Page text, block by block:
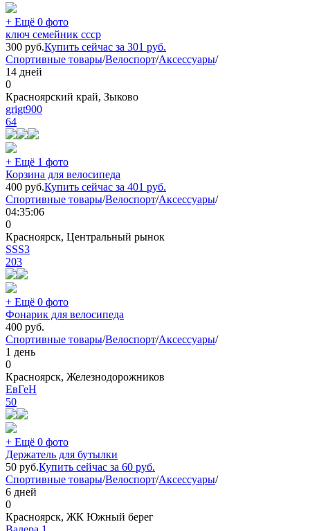
+ Ещё 0 фото
ключ семейник ссср
300 руб.Купить сейчас за 301 руб.
Спортивные товары/Велоспорт/Аксессуары/
14 дней
0
Красноярский край, Зыково
grigt900
64
+ Ещё 1 фото
Корзина для велосипеда
400 руб.Купить сейчас за 401 руб.
Спортивные товары/Велоспорт/Аксессуары/
04:35:06
0
Красноярск, Центральный рынок
SSS3
203
+ Ещё 0 фото
Фонарик для велосипеда
400 руб.
Спортивные товары/Велоспорт/Аксессуары/
1 день
0
Красноярск, Железнодорожников
ЕвГеH
50
+ Ещё 0 фото
Держатель для бутылки
50 руб.Купить сейчас за 60 руб.
Спортивные товары/Велоспорт/Аксессуары/
6 дней
0
Красноярск, ЖК Южный берег